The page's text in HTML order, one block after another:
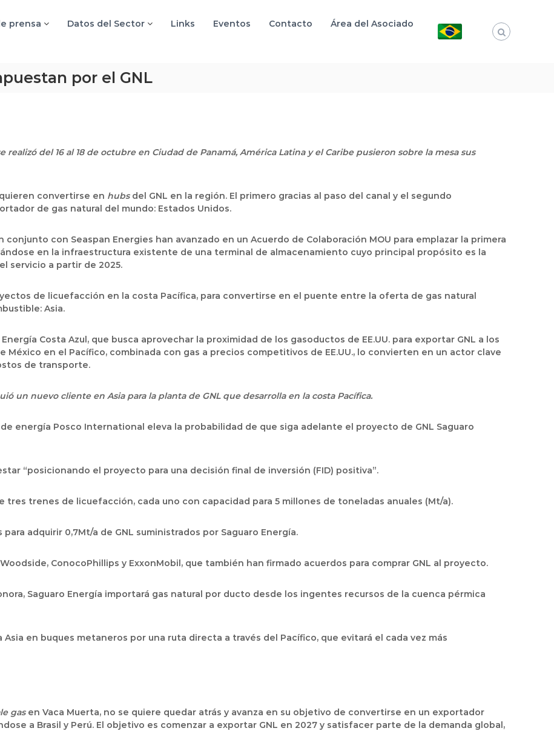
prensa Datos del Sector Links Eventos Contacto Área del Asociado
por el GNL
realizó del 16 al 18 de octubre en Ciudad de Panamá, América Latina y el Caribe pusieron sobre la mesa sus
convertirse en hubsdel GNL en la región. El primero gracias al paso del canal y el segundo
de gas natural del mundo: Estados Unidos.
conjunto con Seaspan Energies han avanzado en un Acuerdo de Colaboración MOU para emplazar la primera
en la infraestructura existente de una terminal de almacenamiento cuyo principal propósito es la
servicio a partir de 2025.
de licuefacción en la costa Pacífica, para convertirse en el puente entre la oferta de gas natural
Asia.
Costa Azul, que busca aprovechar la proximidad de los gasoductos de EE.UU. para exportar GNL a los
en el Pacífico, combinada con gas a precios competitivos de EE.UU., lo convierten en un actor clave
de transporte.
un nuevo cliente en Asia para la planta de GNL que desarrolla en la costa Pacífica.
energía Posco International eleva la probabilidad de que siga adelante el proyecto de GNL Saguaro
“posicionando el proyecto para una decisión final de inversión (FID) positiva”.
tres trenes de licuefacción, cada uno con capacidad para 5 millones de toneladas anuales (Mt/a).
adquirir 0,7Mt/a de GNL suministrados por Saguaro Energía.
ConocoPhillips y ExxonMobil, que también han firmado acuerdos para comprar GNL al proyecto.
Saguaro Energía importará gas natural por ducto desde los ingentes recursos de la cuenca pérmica
en buques metaneros por una ruta directa a través del Pacífico, que evitará el cada vez más
gasen Vaca Muerta, no se quiere quedar atrás y avanza en su objetivo de convertirse en un exportador
a Brasil y Perú. El objetivo es comenzar a exportar GNL en 2027 y satisfacer parte de la demanda global,